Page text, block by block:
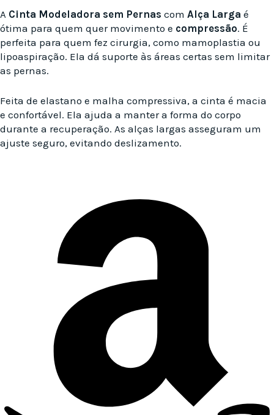
A Cinta Modeladora sem Pernas com Alça Larga é
ótima para quem quer movimento e compressão. É
perfeita para quem fez cirurgia, como mamoplastia ou
lipoaspiração. Ela dá suporte às áreas certas sem limitar
as pernas.
Feita de elastano e malha compressiva, a cinta é macia
e confortável. Ela ajuda a manter a forma do corpo
durante a recuperação. As alças largas asseguram um
ajuste seguro, evitando deslizamento.